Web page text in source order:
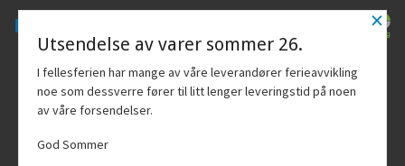
Vår nettbutikk bruker cookies slik at du
får en bedre kjøpsopplevelse og vi kan
yte deg bedre service. Vi bruker cookies
hovedsaklig til å lagre
×
Utsendelse av varer sommer 26.
I fellesferien har mange av våre leverandører ferieavvikling
noe som dessverre fører til litt lenger leveringstid på noen
av våre forsendelser.
God Sommer